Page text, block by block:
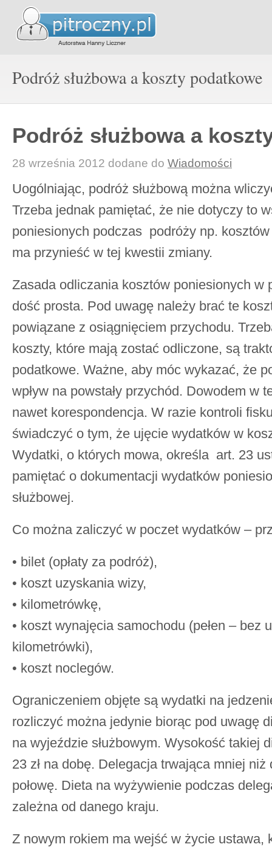
Podróż służbowa a koszty podatkowe
Podróż służbowa a
28 września 2012 dodane do Wiadomości
Uogólniając, podróż służbową można
Trzeba jednak pamiętać, że nie dotyczy to
poniesionych podczas podróży np.
ma przynieść w tej kwestii zmiany.
Zasada odliczania kosztów poniesionych w
dość prosta. Pod uwagę należy brać te
powiązane z osiągnięciem przychodu.
koszty, które mają zostać odliczone, są
podatkowe. Ważne, aby móc wykazać, że
wpływ na powstały przychód. Dowodem w
nawet korespondencja. W razie kontroli
świadczyć o tym, że ujęcie wydatków w
Wydatki, o których mowa, określa art. 23
pamiętać o dokumentacji wydatków
służbowej.
Co można zaliczyć w poczet wydatków –
• bilet (opłaty za podróż),
• koszt uzyskania wizy,
• kilometrówkę,
• koszt wynajęcia samochodu (pełen – bez
kilometrówki),
• koszt noclegów.
Ograniczeniem objęte są wydatki na
rozliczyć można jedynie biorąc pod uwagę
na wyjeździe służbowym. Wysokość takiej
23 zł na dobę. Delegacja trwająca mniej
połowę. Dieta na wyżywienie podczas
zależna od danego kraju.
Z nowym rokiem ma wejść w życie ustawa,